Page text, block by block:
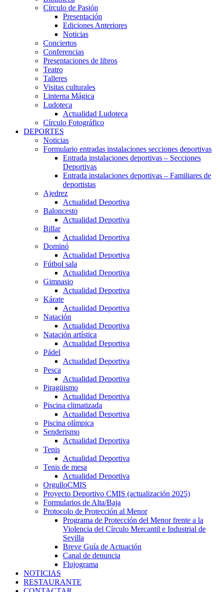
Círculo de Pasión
Presentación
Ediciones Anteriores
Noticias
Conciertos
Conferencias
Presentaciones de libros
Teatro
Talleres
Visitas culturales
Linterna Mágica
Ludoteca
Actualidad Ludoteca
Círculo Fotográfico
DEPORTES
Noticias
Formulario entradas instalaciones secciones deportivas
Entrada instalaciones deportivas – Secciones
Deportivas
Entrada instalaciones deportivas – Familiares de
deportistas
Ajedrez
Actualidad Deportiva
Baloncesto
Actualidad Deportiva
Billar
Actualidad Deportiva
Dominó
Actualidad Deportiva
Fútbol sala
Actualidad Deportiva
Gimnasio
Actualidad Deportiva
Kárate
Actualidad Deportiva
Natación
Actualidad Deportiva
Natación artística
Actualidad Deportiva
Pádel
Actualidad Deportiva
Pesca
Actualidad Deportiva
Piragüismo
Actualidad Deportiva
Piscina climatizada
Actualidad Deportiva
Piscina olímpica
Senderismo
Actualidad Deportiva
Tenis
Actualidad Deportiva
Tenis de mesa
Actualidad Deportiva
OrgulloCMIS
Proyecto Deportivo CMIS (actualización 2025)
Formularios de Alta/Baja
Protocolo de Protección al Menor
Programa de Protección del Menor frente a la
Violencia del Círculo Mercantil e Industrial de
Sevilla
Breve Guía de Actuación
Canal de denuncia
Flujograma
NOTICIAS
RESTAURANTE